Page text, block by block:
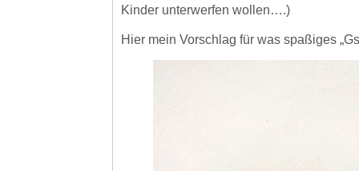
Kinder unterwerfen wollen….)
Hier mein Vorschlag für was spaßiges